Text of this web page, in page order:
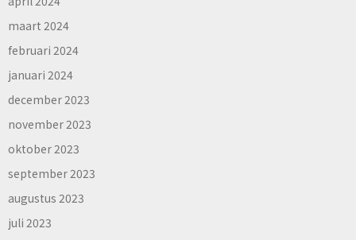
maart 2024
februari 2024
januari 2024
december 2023
november 2023
oktober 2023
september 2023
augustus 2023
juli 2023